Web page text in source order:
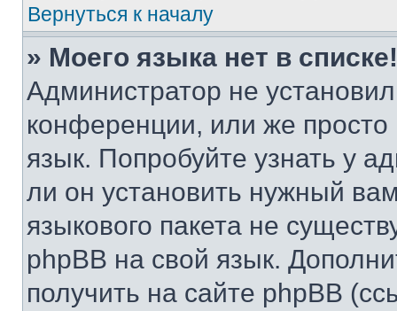
Вернуться к началу
» Моего языка нет в списке!
Администратор не
конференции, или же
язык. Попробуйте узнать у
ли он установить нужный
языкового пакета не
phpBB на свой язык.
получить на сайте phpBB